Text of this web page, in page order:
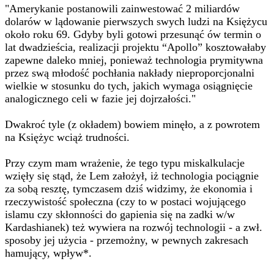
"Amerykanie postanowili zainwestować 2 miliardów
dolarów w lądowanie pierwszych swych ludzi na Księżycu
około roku 69. Gdyby byli gotowi przesunąć ów termin o
lat dwadzieścia, realizacji projektu “Apollo” kosztowałaby
zapewne daleko mniej, ponieważ technologia prymitywna
przez swą młodość pochłania nakłady nieproporcjonalni
wielkie w stosunku do tych, jakich wymaga osiągnięcie
analogicznego celi w fazie jej dojrzałości."
Dwakroć tyle (z okładem) bowiem minęło, a z powrotem
na Księżyc wciąż trudności.
Przy czym mam wrażenie, że tego typu miskalkulacje
wzięły się stąd, że Lem założył, iż technologia pociągnie
za sobą resztę, tymczasem dziś widzimy, że ekonomia i
rzeczywistość społeczna (czy to w postaci wojującego
islamu czy skłonności do gapienia się na zadki w/w
Kardashianek) też wywiera na rozwój technologii - a zwł.
sposoby jej użycia - przemożny, w pewnych zakresach
hamujący, wpływ*.